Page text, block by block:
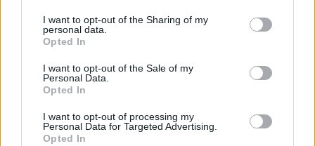
I want to opt-out of the Sharing of my
personal data.
Opted In
I want to opt-out of the Sale of my
Personal Data.
Opted In
I want to opt-out of processing my
Personal Data for Targeted Advertising.
Opted In
(UAV) αναγνωρίστηκε και αναχαιτίστηκε,
σύμφωνα με τους διεθνείς κανόνες, κατά πάγια
τακτική.
24 ΣΕΠ. 2022, 10:16